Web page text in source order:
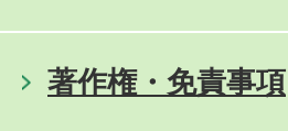
著作権・免責事項